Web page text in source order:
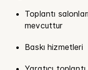
Toplantı
mevcuttur
Baskı hizmetleri